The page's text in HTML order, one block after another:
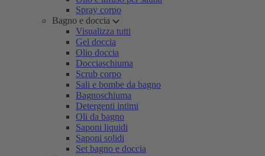
Spray corpo
Bagno e doccia
Visualizza tutti
Gel doccia
Olio doccia
Docciaschiuma
Scrub corpo
Sali e bombe da bagno
Bagnoschiuma
Detergenti intimi
Oli da bagno
Saponi liquidi
Saponi solidi
Set bagno e doccia